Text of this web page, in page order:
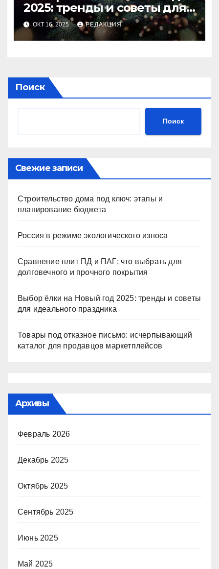
2025: тренды и советы для
идеального праздника
ОКТ 16, 2025 РЕДАКЦИЯ
Поиск
Поиск
Свежие записи
Строительство дома под ключ: этапы и
планирование бюджета
Россия в режиме экологического износа
Сравнение плит ПД и ПАГ: что выбрать для
долговечного и прочного покрытия
Выбор ёлки на Новый год 2025: тренды и советы
для идеального праздника
Товары под отказное письмо: исчерпывающий
каталог для продавцов маркетплейсов
Архивы
Февраль 2026
Декабрь 2025
Октябрь 2025
Сентябрь 2025
Июнь 2025
Май 2025